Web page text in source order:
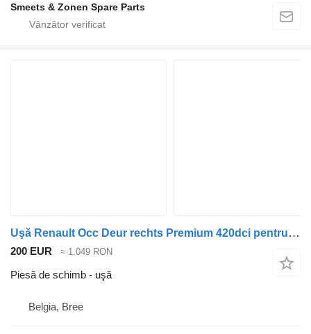
Smeets & Zonen Spare Parts
Uşă Renault Occ Deur rechts Premium 420dci pentru camion
200 EUR ≈ 1.049 RON
Piesă de schimb - uşă
Belgia, Bree